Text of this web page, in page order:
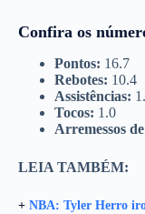
Confira os
Pontos: 16.7
Rebotes: 10.4
Assistências:
Tocos: 1.0
Arremessos
LEIA TAMBÉM:
+ NBA: Tyler Herro